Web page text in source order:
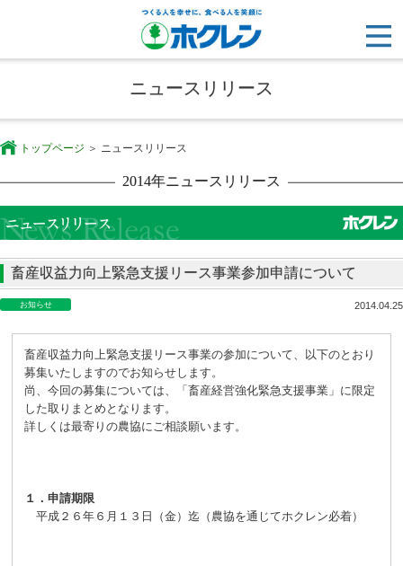
ニュースリリース
トップページ ニュースリリース
2014年ニュースリリース
畜産収益力向上緊急支援リース事業参加申請について
お知らせ 2014.04.25
畜産収益力向上緊急支援リース事業の参加について、以下のとおり
募集いたしますのでお知らせします。
尚、今回の募集については、「畜産経営強化緊急支援事業」に限定
した取りまとめとなります。
詳しくは最寄りの農協にご相談願います。
１．申請期限
平成２６年６月１３日（金）迄（農協を通じてホクレン必着）